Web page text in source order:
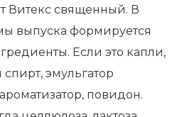
Витекс священный. В
выпуска формируется
Если это капли,
эмульгатор
повидон.